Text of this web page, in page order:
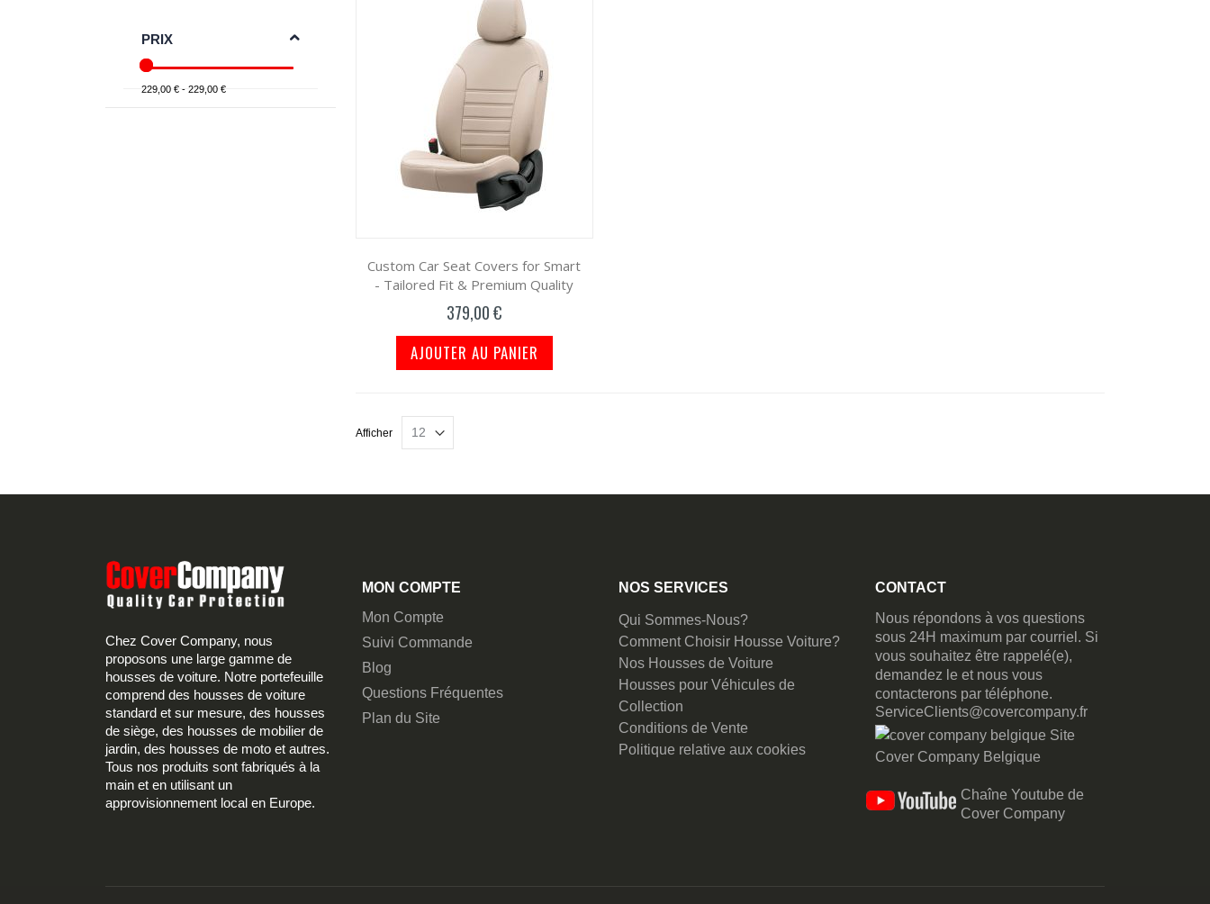
Custom Car Seat Covers for Smart
- Tailored Fit & Premium Quality
379,00 €
AJOUTER AU PANIER
Afficher
PRIX
229,00 € - 229,00 €
Chez Cover Company, nous
proposons une large gamme de
housses de voiture. Notre portefeuille
comprend des housses de voiture
standard et sur mesure, des housses
de siège, des housses de mobilier de
jardin, des housses de moto et autres.
Tous nos produits sont fabriqués à la
main et en utilisant un
approvisionnement local en Europe.
MON COMPTE
Mon Compte
Suivi Commande
Blog
Questions Fréquentes
Plan du Site
NOS SERVICES
Qui Sommes-Nous?
Comment Choisir Housse Voiture?
Nos Housses de Voiture
Housses pour Véhicules de
Collection
Conditions de Vente
Politique relative aux cookies
CONTACT
Nous répondons à vos questions
sous 24H maximum par courriel. Si
vous souhaitez être rappelé(e),
demandez le et nous vous
contacterons par téléphone.
ServiceClients@covercompany.fr
Site
Cover Company Belgique
Chaîne Youtube de
Cover Company